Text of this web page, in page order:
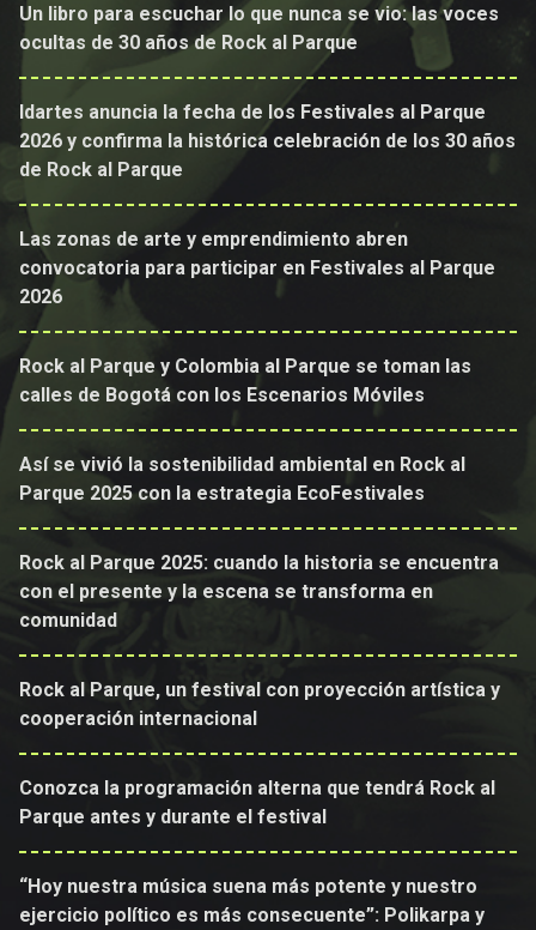
Un libro para escuchar lo que nunca se vio: las voces
ocultas de 30 años de Rock al Parque
Idartes anuncia la fecha de los Festivales al Parque
2026 y confirma la histórica celebración de los 30 años
de Rock al Parque
Las zonas de arte y emprendimiento abren
convocatoria para participar en Festivales al Parque
2026
Rock al Parque y Colombia al Parque se toman las
calles de Bogotá con los Escenarios Móviles
Así se vivió la sostenibilidad ambiental en Rock al
Parque 2025 con la estrategia EcoFestivales
Rock al Parque 2025: cuando la historia se encuentra
con el presente y la escena se transforma en
comunidad
Rock al Parque, un festival con proyección artística y
cooperación internacional
Conozca la programación alterna que tendrá Rock al
Parque antes y durante el festival
“Hoy nuestra música suena más potente y nuestro
ejercicio político es más consecuente”: Polikarpa y